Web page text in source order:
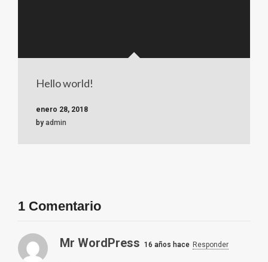
Hello world!
enero 28, 2018
by admin
1 Comentario
Mr WordPress 16 años hace Responder